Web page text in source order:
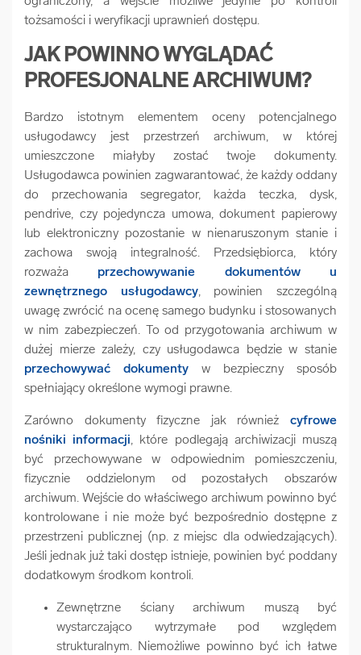
tożsamości i weryfikacji uprawnień dostępu.
JAK POWINNO WYGLĄDAĆ
PROFESJONALNE ARCHIWUM?
Bardzo istotnym elementem oceny potencjalnego
usługodawcy jest przestrzeń archiwum, w której
umieszczone miałyby zostać twoje dokumenty.
Usługodawca powinien zagwarantować, że każdy oddany
do przechowania segregator, każda teczka, dysk,
pendrive, czy pojedyncza umowa, dokument papierowy
lub elektroniczny pozostanie w nienaruszonym stanie i
zachowa swoją integralność. Przedsiębiorca, który
rozważa przechowywanie dokumentów u
zewnętrznego usługodawcy, powinien szczególną
uwagę zwrócić na ocenę samego budynku i stosowanych
w nim zabezpieczeń. To od przygotowania archiwum w
dużej mierze zależy, czy usługodawca będzie w stanie
przechowywać dokumenty w bezpieczny sposób
spełniający określone wymogi prawne.
Zarówno dokumenty fizyczne jak również cyfrowe
nośniki informacji, które podlegają archiwizacji muszą
być przechowywane w odpowiednim pomieszczeniu,
fizycznie oddzielonym od pozostałych obszarów
archiwum. Wejście do właściwego archiwum powinno być
kontrolowane i nie może być bezpośrednio dostępne z
przestrzeni publicznej (np. z miejsc dla odwiedzających).
Jeśli jednak już taki dostęp istnieje, powinien być poddany
dodatkowym środkom kontroli.
Zewnętrzne ściany archiwum muszą być
wystarczająco wytrzymałe pod względem
strukturalnym. Niemożliwe powinno być ich łatwe